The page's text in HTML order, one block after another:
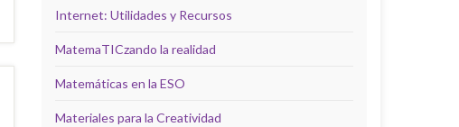
Internet: Utilidades y Recursos
MatemaTICzando la realidad
Matemáticas en la ESO
Materiales para la Creatividad